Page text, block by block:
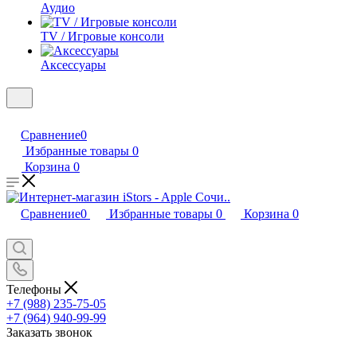
Аудио
TV / Игровые консоли
Аксессуары
Сравнение0
Избранные товары 0
Корзина 0
Сравнение0 Избранные товары 0 Корзина 0
Телефоны
+7 (988) 235-75-05
+7 (964) 940-99-99
Заказать звонок